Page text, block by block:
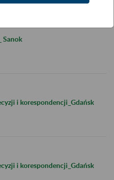
Sanok
i korespondencji_Gdańsk
i korespondencji_Gdańsk